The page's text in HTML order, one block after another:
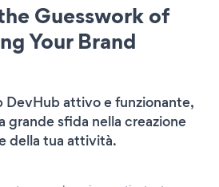
Guesswork of
Your Brand
DevHub attivo e funzionante,
grande sfida nella creazione
della tua attività.